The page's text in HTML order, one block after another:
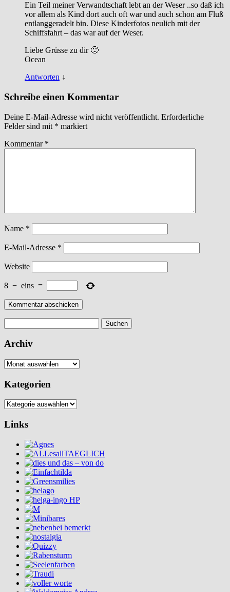
Ein Teil meiner Verwandtschaft lebt an der Weser ..so daß ich
vor allem als Kind dort auch oft war und auch schon am Fluß
entlanggeradelt bin. Diese Kinderfotos neulich mit der
Schiffsfahrt – das war auf der Weser.
Liebe Grüsse zu dir 🙂
Ocean
Antworten ↓
Schreibe einen Kommentar
Deine E-Mail-Adresse wird nicht veröffentlicht. Erforderliche
Felder sind mit * markiert
Kommentar *
Name *
E-Mail-Adresse *
Website
8 − eins =
nach:
Archiv
Archiv
Kategorien
Kategorien
Links